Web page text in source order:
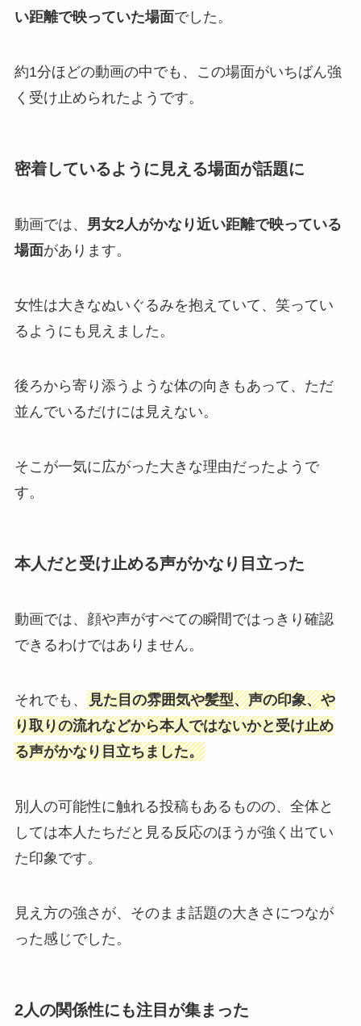
い距離で映っていた場面でした。
約1分ほどの動画の中でも、この場面がいちばん強
く受け止められたようです。
密着しているように見える場面が話題に
動画では、 男女2人がかなり近い距離で映っている
場面があります。
女性は大きなぬいぐるみを抱えていて、笑ってい
るようにも見えました。
後ろから寄り添うような体の向きもあって、ただ
並んでいるだけには見えない。
そこが一気に広がった大きな理由だったようで
す。
本人だと受け止める声がかなり目立った
動画では、顔や声がすべての瞬間ではっきり確認
できるわけではありません。
それでも、 見た目の雰囲気や髪型、声の印象、や
り取りの流れなどから本人ではないかと受け止め
る声がかなり目立ちました。
別人の可能性に触れる投稿もあるものの、全体と
しては本人たちだと見る反応のほうが強く出てい
た印象です。
見え方の強さが、そのまま話題の大きさにつなが
った感じでした。
2人の関係性にも注目が集まった